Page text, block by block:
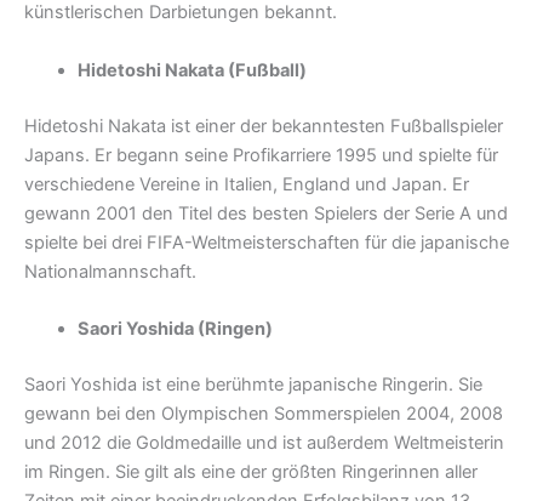
künstlerischen Darbietungen bekannt.
Hidetoshi Nakata (Fußball)
Hidetoshi Nakata ist einer der bekanntesten Fußballspieler
Japans. Er begann seine Profikarriere 1995 und spielte für
verschiedene Vereine in Italien, England und Japan. Er
gewann 2001 den Titel des besten Spielers der Serie A und
spielte bei drei FIFA-Weltmeisterschaften für die japanische
Nationalmannschaft.
Saori Yoshida (Ringen)
Saori Yoshida ist eine berühmte japanische Ringerin. Sie
gewann bei den Olympischen Sommerspielen 2004, 2008
und 2012 die Goldmedaille und ist außerdem Weltmeisterin
im Ringen. Sie gilt als eine der größten Ringerinnen aller